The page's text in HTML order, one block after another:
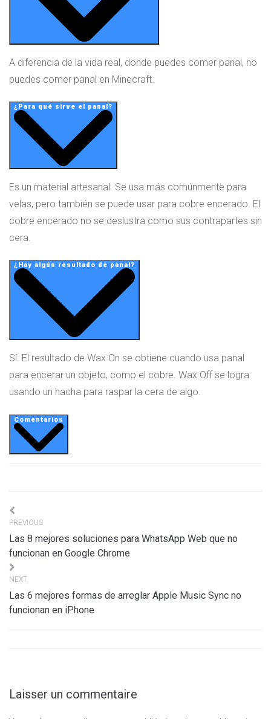
A diferencia de la vida real, donde puedes comer panal, no
puedes comer panal en Minecraft.
¿Para qué sirve el panal?
Es un material artesanal. Se usa más comúnmente para
velas, pero también se puede usar para cobre encerado. El
cobre encerado no se deslustra como sus contrapartes sin
cera.
¿Hay algún resultado de panal?
Sí. El resultado de Wax On se obtiene cuando usa panal
para encerar un objeto, como el cobre. Wax Off se logra
usando un hacha para raspar la cera de algo.
Comentarios
Navigation
de
l’article
PREVIOUS
Las 8 mejores soluciones para WhatsApp Web que no
funcionan en Google Chrome
NEXT
Las 6 mejores formas de arreglar Apple Music Sync no
funcionan en iPhone
Laisser un commentaire